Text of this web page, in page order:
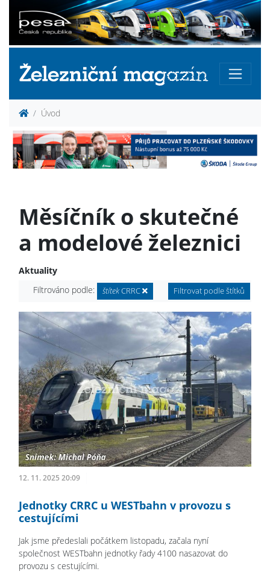
Úvod
Měsíčník o skutečné
a modelové železnici
Aktuality
Filtrováno podle:
štítekCRRC Filtrovat podle štítků
12. 11. 2025 20:09
Jednotky CRRC u WESTbahn v provozu s
cestujícími
Jak jsme předeslali počátkem listopadu, začala nyní
společnost WESTbahn jednotky řady 4100 nasazovat do
provozu s cestujícími.